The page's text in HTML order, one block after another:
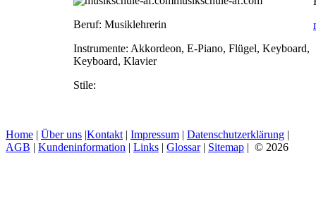
Beruf: Musiklehrerin
Instrumente: Akkordeon, E-Piano, Flügel, Keyboard,
Keyboard, Klavier
Stile:
Home | Über uns |Kontakt | Impressum | Datenschutzerklärung |
AGB | Kundeninformation | Links | Glossar| Sitemap | © 2026